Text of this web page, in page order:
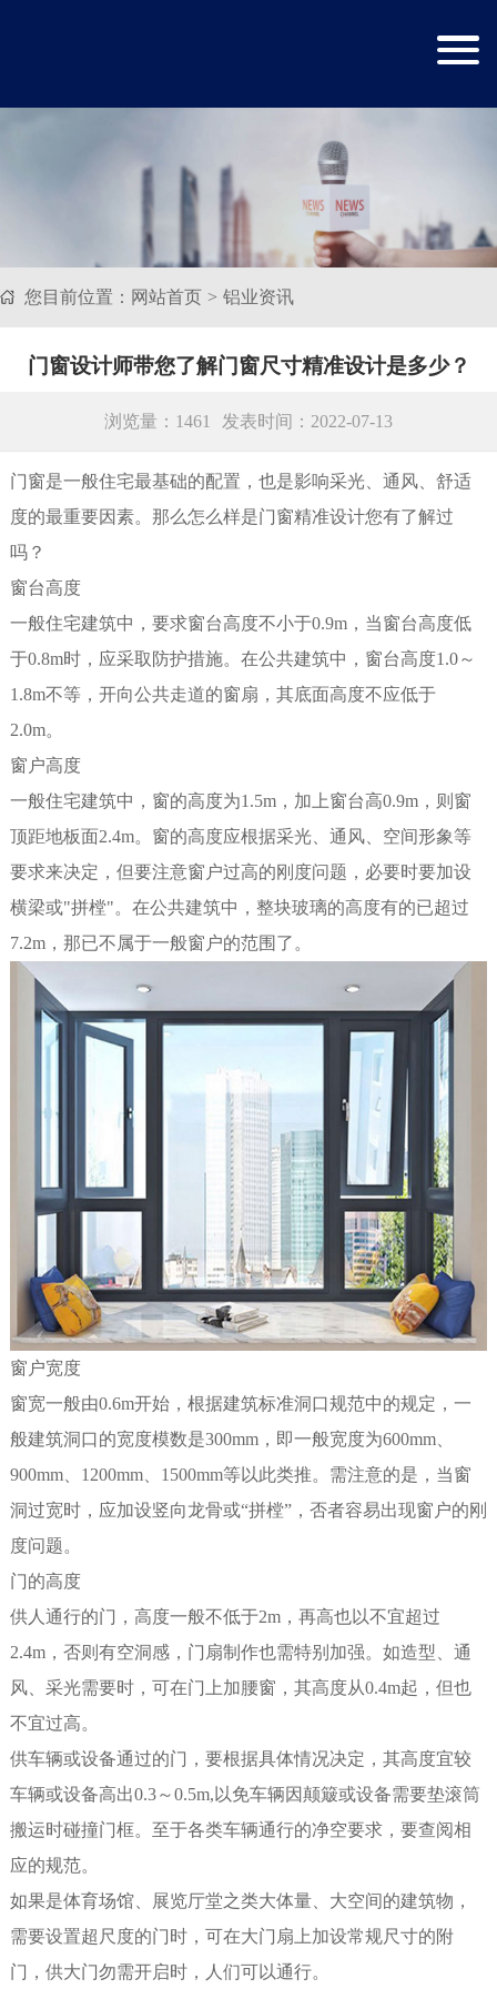
您目前位置： 网站首页 铝业资讯
门窗设计师带您了解门窗尺寸精准设计是多少？
浏览量：1461 发表时间：2022-07-13
门窗是一般住宅最基础的配置，也是影响采光、通风、舒适
度的最重要因素。那么怎么样是门窗精准设计您有了解过
吗？
窗台高度
一般住宅建筑中，要求窗台高度不小于0.9m，当窗台高度低
于0.8m时，应采取防护措施。在公共建筑中，窗台高度1.0～
1.8m不等，开向公共走道的窗扇，其底面高度不应低于
2.0m。
窗户高度
一般住宅建筑中，窗的高度为1.5m，加上窗台高0.9m，则窗
顶距地板面2.4m。窗的高度应根据采光、通风、空间形象等
要求来决定，但要注意窗户过高的刚度问题，必要时要加设
横梁或"拼樘"。在公共建筑中，整块玻璃的高度有的已超过
7.2m，那已不属于一般窗户的范围了。
窗户宽度
窗宽一般由0.6m开始，根据建筑标准洞口规范中的规定，一
般建筑洞口的宽度模数是300mm，即一般宽度为600mm、
900mm、1200mm、1500mm等以此类推。需注意的是，当窗
洞过宽时，应加设竖向龙骨或“拼樘”，否者容易出现窗户的刚
度问题。
门的高度
供人通行的门，高度一般不低于2m，再高也以不宜超过
2.4m，否则有空洞感，门扇制作也需特别加强。如造型、通
风、采光需要时，可在门上加腰窗，其高度从0.4m起，但也
不宜过高。
供车辆或设备通过的门，要根据具体情况决定，其高度宜较
车辆或设备高出0.3～0.5m,以免车辆因颠簸或设备需要垫滚筒
搬运时碰撞门框。至于各类车辆通行的净空要求，要查阅相
应的规范。
如果是体育场馆、展览厅堂之类大体量、大空间的建筑物，
需要设置超尺度的门时，可在大门扇上加设常规尺寸的附
门，供大门勿需开启时，人们可以通行。